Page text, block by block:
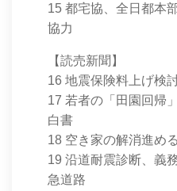
15 都宅協、全日都本
協力
【読売新聞】
16 地震保険料上げ検
17 若者の「田園回帰
白書
18 空き家の解消進め
19 沿道耐震診断、義
急道路